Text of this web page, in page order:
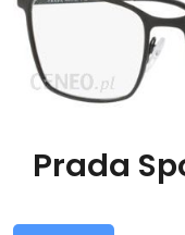
Prada